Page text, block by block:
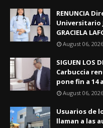
RENUNCIA
Universitario
GRACIELA
August 06, 2026
SIGUEN LOS
Carbuccia
pone fin a 14
August 06, 2026
Usuarios de
llaman a las